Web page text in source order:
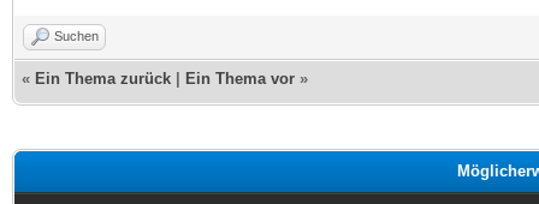
Suchen
« Ein Thema zurück Ein Thema vor »